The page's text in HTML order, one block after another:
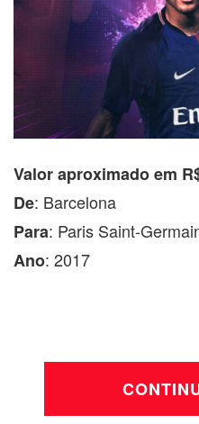
Valor aproximado em
De: Barcelona
Para: Paris Saint-
Ano: 2017